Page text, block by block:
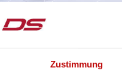
Zustimmung